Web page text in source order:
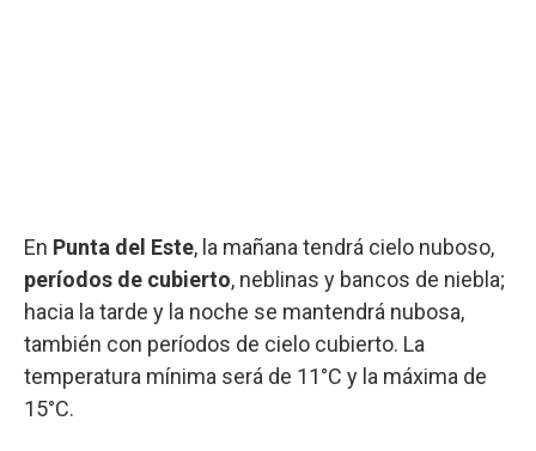
En Punta del Este, la mañana tendrá cielo nuboso,
períodos de cubierto, neblinas y bancos de niebla;
hacia la tarde y la noche se mantendrá nubosa,
también con períodos de cielo cubierto. La
temperatura mínima será de 11°C y la máxima de
15°C.